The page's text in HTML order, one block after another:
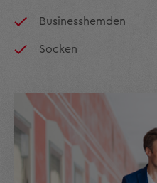
Businesshemden
Socken